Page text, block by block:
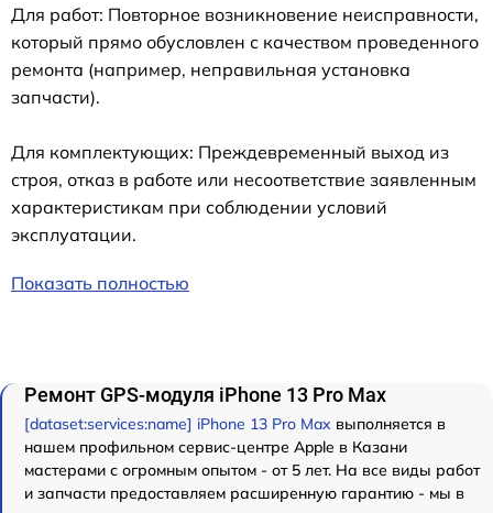
Для работ: Повторное возникновение неисправности,
который прямо обусловлен с качеством проведенного
ремонта (например, неправильная установка
запчасти).
Для комплектующих: Преждевременный выход из
строя, отказ в работе или несоответствие заявленным
характеристикам при соблюдении условий
эксплуатации.
Показать полностью
Ремонт GPS-модуля iPhone 13 Pro Max
[dataset:services:name] iPhone 13 Pro Max выполняется в
нашем профильном сервис-центре Apple в Казани
мастерами с огромным опытом - от 5 лет. На все виды работ
и запчасти предоставляем расширенную гарантию - мы в